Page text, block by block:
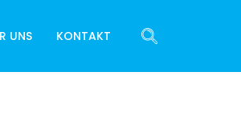
UNS KONTAKT